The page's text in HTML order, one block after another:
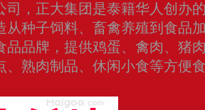
司，正大集团是泰籍华人创办
从种子饲料、畜禽养殖到食品
品品牌，提供鸡蛋、禽肉、猪
、熟肉制品、休闲小食等方便